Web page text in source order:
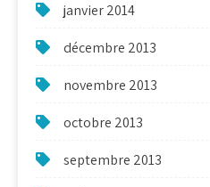
janvier 2014
décembre 2013
novembre 2013
octobre 2013
septembre 2013